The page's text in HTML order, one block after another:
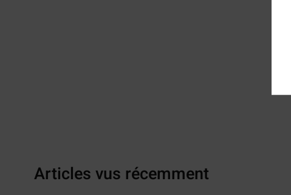
Articles vus récemment